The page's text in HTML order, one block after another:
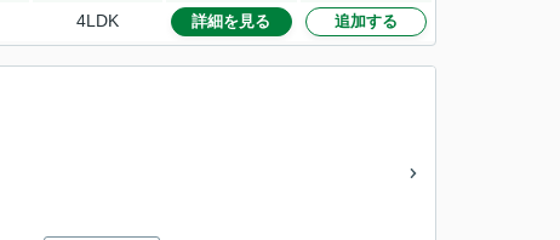
4LDK 詳細を見る 追加する